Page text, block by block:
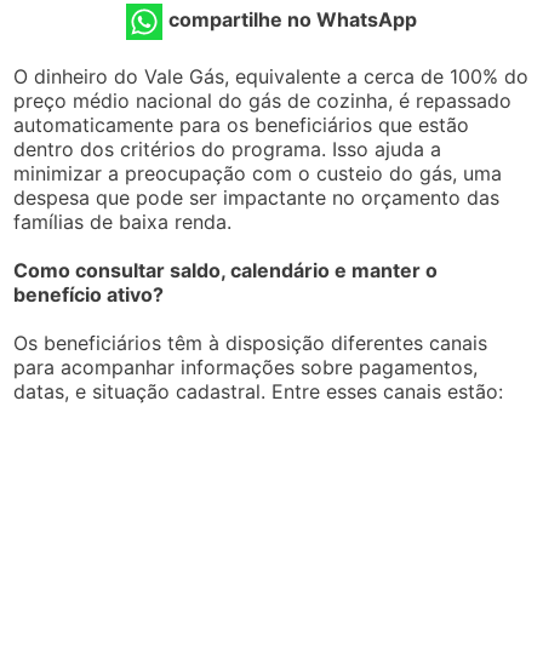
compartilhe no WhatsApp
O dinheiro do Vale Gás, equivalente a cerca de 100% do
preço médio nacional do gás de cozinha, é repassado
automaticamente para os beneficiários que estão
dentro dos critérios do programa. Isso ajuda a
minimizar a preocupação com o custeio do gás, uma
despesa que pode ser impactante no orçamento das
famílias de baixa renda.
Como consultar saldo, calendário e manter o
benefício ativo?
Os beneficiários têm à disposição diferentes canais
para acompanhar informações sobre pagamentos,
datas, e situação cadastral. Entre esses canais estão: